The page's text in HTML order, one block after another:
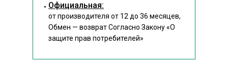
Официальная:
от производителя от 12 до 36 месяцев,
Обмен — возврат Согласно Закону«О
защите прав потребителей»